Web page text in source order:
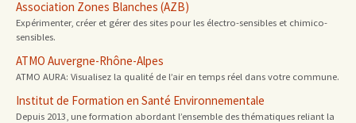
Association Zones Blanches (AZB)
Expérimenter, créer et gérer des sites pour les électro-sensibles et chimico-
sensibles.
ATMO Auvergne-Rhône-Alpes
ATMO AURA: Visualisez la qualité de l’air en temps réel dans votre commune.
Institut de Formation en Santé Environnementale
Depuis 2013, une formation abordant l’ensemble des thématiques reliant la